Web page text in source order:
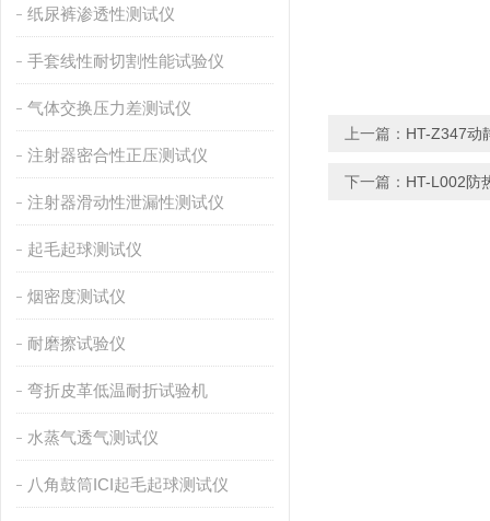
纸尿裤渗透性测试仪
手套线性耐切割性能试验仪
气体交换压力差测试仪
注射器密合性正压测试仪
注射器滑动性泄漏性测试仪
起毛起球测试仪
烟密度测试仪
耐磨擦试验仪
弯折皮革低温耐折试验机
水蒸气透气测试仪
八角鼓筒ICI起毛起球测试仪
上一篇： HT-Z347动
下一篇： HT-L002防